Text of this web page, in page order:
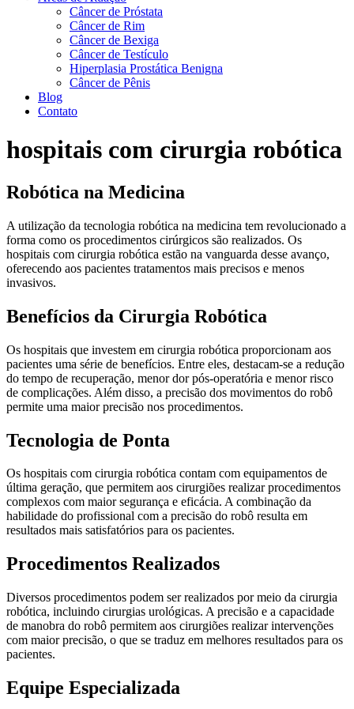
Câncer de Próstata
Câncer de Rim
Câncer de Bexiga
Câncer de Testículo
Hiperplasia Prostática Benigna
Câncer de Pênis
Blog
Contato
hospitais com cirurgia robótica
Robótica na Medicina
A utilização da tecnologia robótica na medicina tem revolucionado a
forma como os procedimentos cirúrgicos são realizados. Os
hospitais com cirurgia robótica estão na vanguarda desse avanço,
oferecendo aos pacientes tratamentos mais precisos e menos
invasivos.
Benefícios da Cirurgia Robótica
Os hospitais que investem em cirurgia robótica proporcionam aos
pacientes uma série de benefícios. Entre eles, destacam-se a redução
do tempo de recuperação, menor dor pós-operatória e menor risco
de complicações. Além disso, a precisão dos movimentos do robô
permite uma maior precisão nos procedimentos.
Tecnologia de Ponta
Os hospitais com cirurgia robótica contam com equipamentos de
última geração, que permitem aos cirurgiões realizar procedimentos
complexos com maior segurança e eficácia. A combinação da
habilidade do profissional com a precisão do robô resulta em
resultados mais satisfatórios para os pacientes.
Procedimentos Realizados
Diversos procedimentos podem ser realizados por meio da cirurgia
robótica, incluindo cirurgias urológicas. A precisão e a capacidade
de manobra do robô permitem aos cirurgiões realizar intervenções
com maior precisão, o que se traduz em melhores resultados para os
pacientes.
Equipe Especializada